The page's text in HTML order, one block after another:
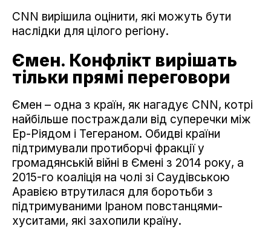
CNN вирішила оцінити, які можуть бути
наслідки для цілого регіону.
Ємен. Конфлікт вирішать
тільки прямі переговори
Ємен – одна з країн, як нагадує CNN, котрі
найбільше постраждали від суперечки між
Ер-Ріядом і Тегераном. Обидві країни
підтримували протиборчі фракції у
громадянській війні в Ємені з 2014 року, а
2015-го коаліція на чолі зі Саудівською
Аравією втрутилася для боротьби з
підтримуваними Іраном повстанцями-
хуситами, які захопили країну.